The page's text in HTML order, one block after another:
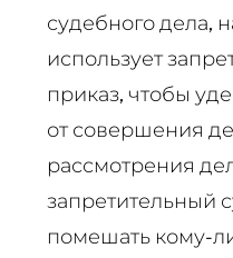
судебного дела,
использует
приказ, чтобы
от совершения
рассмотрения
запретительный
помешать кому-